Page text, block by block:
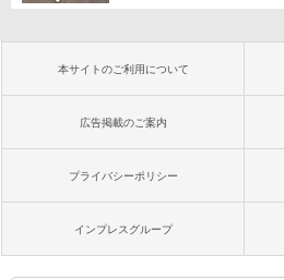
本サイトのご利用について
広告掲載のご案内
プライバシーポリシー
インプレスグループ